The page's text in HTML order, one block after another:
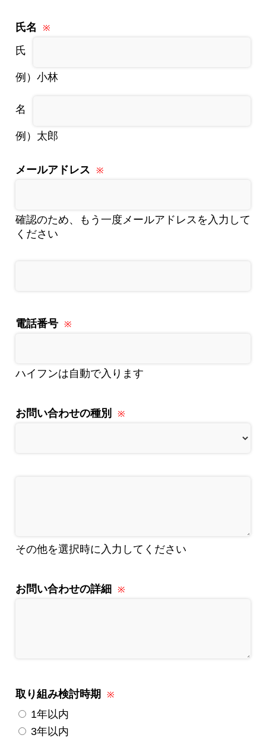
氏名
例）小林
例）太郎
メールアドレス
確認のため、もう一度メールアドレスを入力して
ください
電話番号
ハイフンは自動で入ります
お問い合わせの種別
その他を選択時に入力してください
お問い合わせの詳細
取り組み検討時期
1年以内
3年以内